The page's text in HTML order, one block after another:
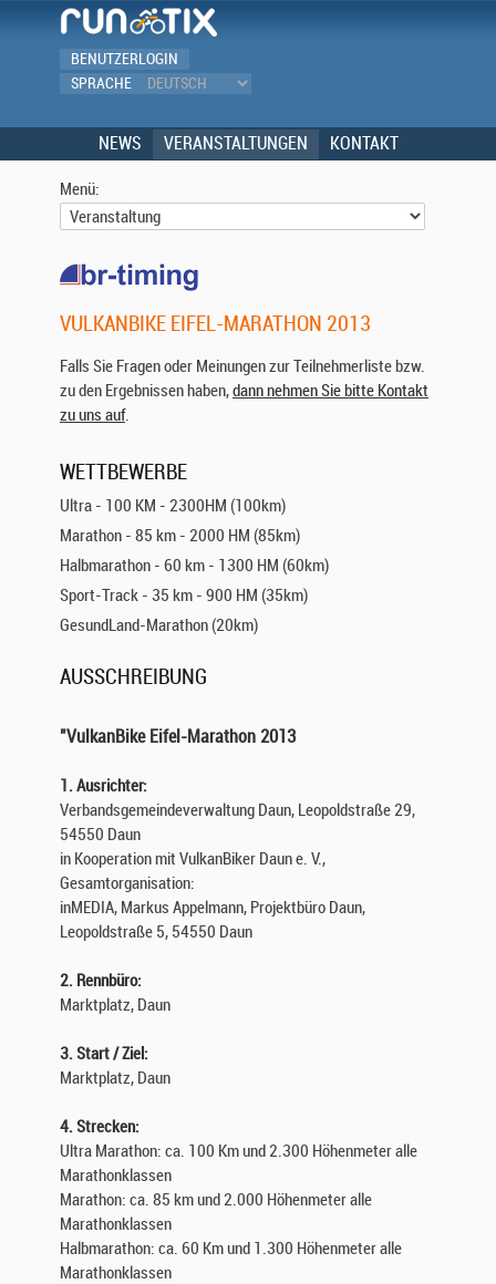
BENUTZERLOGIN
SPRACHE
NEWS VERANSTALTUNGEN KONTAKT
Menü:
VULKANBIKE EIFEL-MARATHON 2013
Falls Sie Fragen oder Meinungen zur Teilnehmerliste bzw.
zu den Ergebnissen haben,dann nehmen Sie bitte Kontakt
zu uns auf.
WETTBEWERBE
Ultra - 100 KM - 2300HM (100km)
Marathon - 85 km - 2000 HM (85km)
Halbmarathon - 60 km - 1300 HM (60km)
Sport-Track - 35 km - 900 HM (35km)
GesundLand-Marathon (20km)
AUSSCHREIBUNG
"VulkanBike Eifel-Marathon 2013
1. Ausrichter:
Verbandsgemeindeverwaltung Daun, Leopoldstraße 29,
54550 Daun
in Kooperation mit VulkanBiker Daun e. V.,
Gesamtorganisation:
inMEDIA, Markus Appelmann, Projektbüro Daun,
Leopoldstraße 5, 54550 Daun
2. Rennbüro:
Marktplatz, Daun
3. Start / Ziel:
Marktplatz, Daun
4. Strecken:
Ultra Marathon: ca. 100 Km und 2.300 Höhenmeter alle
Marathonklassen
Marathon: ca. 85 km und 2.000 Höhenmeter alle
Marathonklassen
Halbmarathon: ca. 60 Km und 1.300 Höhenmeter alle
Marathonklassen